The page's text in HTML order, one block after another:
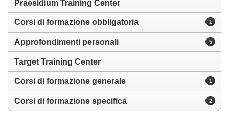
Praesidium Training Center
Corsi di formazione obbligatoria 1
Approfondimenti personali 5
Target Training Center
Corsi di formazione generale 1
Corsi di formazione specifica 2